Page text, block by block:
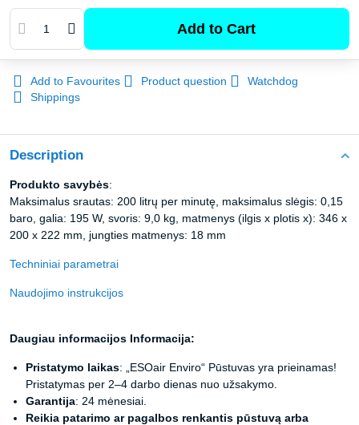
Add to Cart
Add to Favourites Product question
Watchdog
Shippings
Description
Produkto savybės:
Maksimalus srautas: 200 litrų per minutę, maksimalus slėgis: 0,15
baro, galia: 195 W, svoris: 9,0 kg, matmenys (ilgis x plotis x): 346 x
200 x 222 mm, jungties matmenys: 18 mm
Techniniai parametrai
Naudojimo instrukcijos
Daugiau informacijos Informacija:
Pristatymo laikas: „ESOair Enviro“ Pūstuvas yra prieinamas!
Pristatymas per 2–4 darbo dienas nuo užsakymo.
Garantija: 24 mėnesiai.
Reikia patarimo ar pagalbos renkantis pūstuvą arba